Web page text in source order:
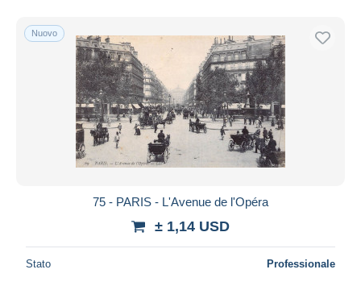
Nuovo
75 - PARIS - L'Avenue de l'Opéra
± 1,14 USD
Stato Professionale